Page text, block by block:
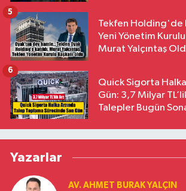
Tekfen Holding'de
Yeni Yönetim Kurulu
Murat Yalçıntaş
5
Quick Sigorta
Gün: 3,7 Milyar
Talepler Bugün
6
Yazarlar
AV. AHMET BURAK YALÇIN